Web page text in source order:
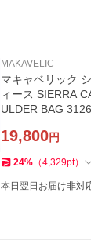
MAKAVELIC
マキャベリック
ィース SIERRA
ULDER BAG
19,800円
24% （4,329pt）
本日翌日お届け非対